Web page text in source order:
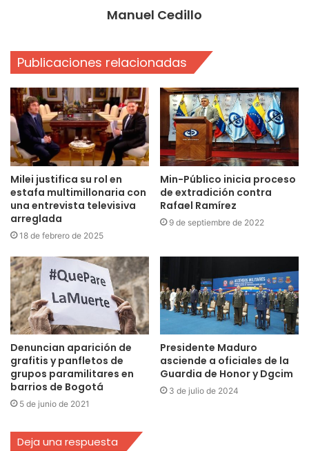
Manuel Cedillo
Publicaciones relacionadas
Milei justifica su rol en
estafa multimillonaria con
una entrevista televisiva
arreglada
18 de febrero de 2025
Min-Público inicia proceso
de extradición contra
Rafael Ramírez
9 de septiembre de 2022
Denuncian aparición de
grafitis y panfletos de
grupos paramilitares en
barrios de Bogotá
5 de junio de 2021
Presidente Maduro
asciende a oficiales de la
Guardia de Honor y Dgcim
3 de julio de 2024
Deja una respuesta